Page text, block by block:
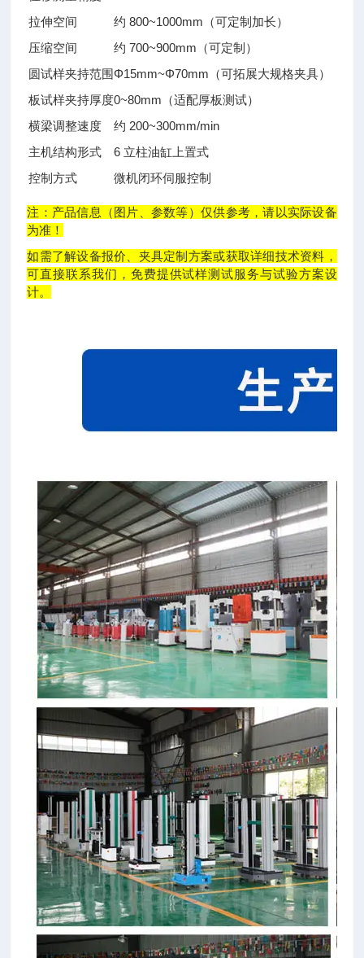
拉伸空间
约 800~1000mm（可定制加长）
压缩空间
约 700~900mm（可定制）
圆试样夹持范围Φ15mm~Φ70mm（可拓展大规格夹具）
板试样夹持厚度0~80mm（适配厚板测试）
横梁调整速度
约 200~300mm/min
主机结构形式
6 立柱油缸上置式
控制方式
微机闭环伺服控制
注：产品信息（图片、参数等）仅供参考，请以实际设备
为准！
如需了解设备报价、夹具定制方案或获取详细技术资料，
可直接联系我们，免费提供试样测试服务与试验方案设
计。